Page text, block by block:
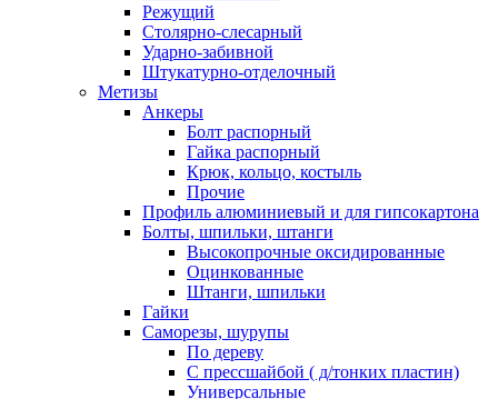
Режущий
Столярно-слесарный
Ударно-забивной
Штукатурно-отделочный
Метизы
Анкеры
Болт распорный
Гайка распорный
Крюк, кольцо, костыль
Прочие
Профиль алюминиевый и для гипсокартона
Болты, шпильки, штанги
Высокопрочные оксидированные
Оцинкованные
Штанги, шпильки
Гайки
Саморезы, шурупы
По дереву
С прессшайбой ( д/тонких пластин)
Универсальные